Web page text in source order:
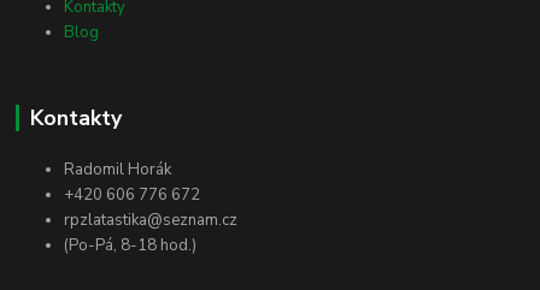
Kontakty
Blog
Kontakty
Radomil Horák
+420 606 776 672
rpzlatastika@seznam.cz
(Po-Pá, 8-18 hod.)